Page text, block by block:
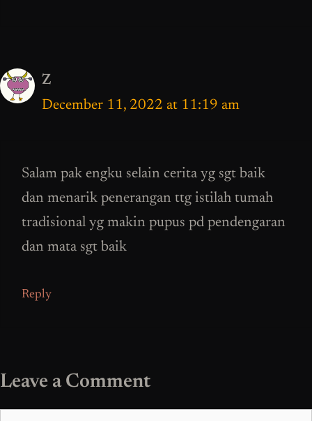
Z
December 11, 2022 at 11:19 am
Salam pak engku selain cerita yg sgt baik
dan menarik penerangan ttg istilah tumah
tradisional yg makin pupus pd pendengaran
dan mata sgt baik
Reply
Leave a Comment